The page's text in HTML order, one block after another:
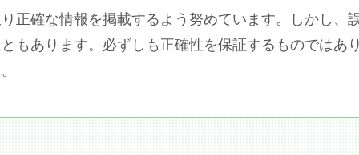
正確な情報を掲載するよう努めています。しかし、
もあります。必ずしも正確性を保証するものではあり